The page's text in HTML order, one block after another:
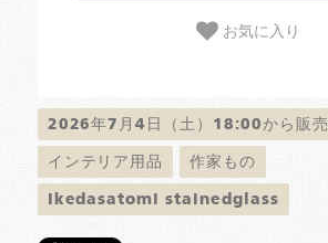
お気に入り
2026年7月4日（土）18:00から販売
インテリア用品 作家もの
Ikedasatomi stainedglass